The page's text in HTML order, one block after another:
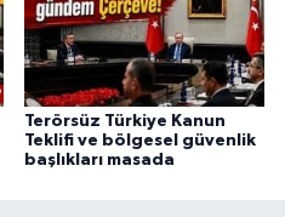
Terörsüz Türkiye Kanun
Teklifi ve bölgesel güvenlik
başlıkları masada